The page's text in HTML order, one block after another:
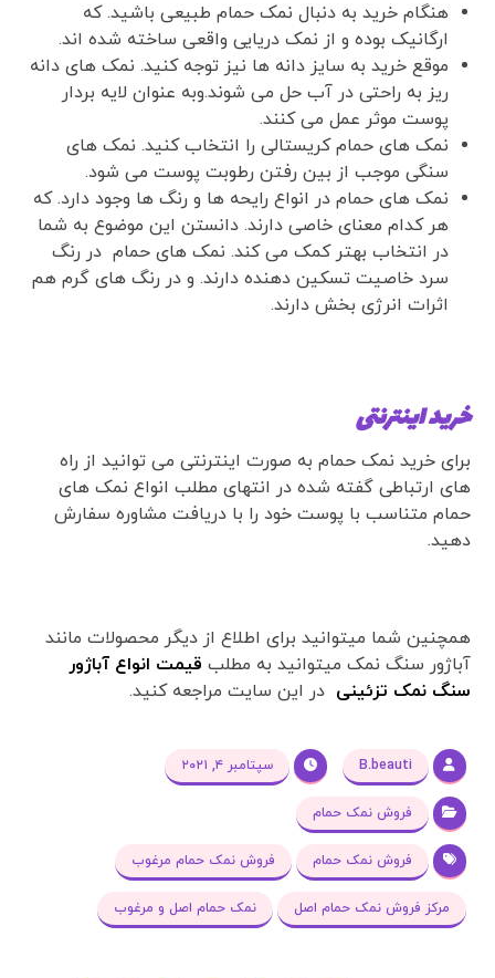
هنگام خرید به دنبال نمک حمام طبیعی باشید. که
ارگانیک بوده و از نمک دریایی واقعی ساخته شده اند.
موقع خرید به سایز دانه ها نیز توجه کنید. نمک های دانه
ریز به راحتی در آب حل می شوند.وبه عنوان لایه بردار
پوست موثر عمل می کنند.
نمک های حمام کریستالی را انتخاب کنید. نمک های
سنگی موجب از بین رفتن رطوبت پوست می شود.
نمک های حمام در انواع رایحه ها و رنگ ها وجود دارد. که
هر کدام معنای خاصی دارند. دانستن این موضوع به شما
در انتخاب بهتر کمک می کند. نمک های حمام در رنگ
سرد خاصیت تسکین دهنده دارند. و در رنگ های گرم هم
اثرات انرژی بخش دارند.
خرید اینترنتی
برای خرید نمک حمام به صورت اینترنتی می توانید از راه
های ارتباطی گفته شده در انتهای مطلب انواع نمک های
حمام متناسب با پوست خود را با دریافت مشاوره سفارش
دهید.
همچنین شما میتوانید برای اطلاع از دیگر محصولات مانند
آباژور سنگ نمک میتوانید به مطلب قیمت انواع آباژور
سنگ نمک تزئینی در این سایت مراجعه کنید.
B.beauti سپتامبر ۴, ۲۰۲۱
فروش نمک حمام
فروش نمک حمام فروش نمک حمام مرغوب
مرکز فروش نمک حمام اصل نمک حمام اصل و مرغوب